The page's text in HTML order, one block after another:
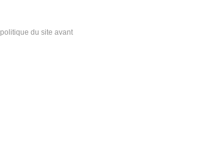
du site avant